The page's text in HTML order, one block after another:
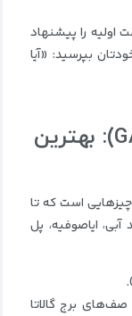
اولیه را پیشنهاد
بپرسید: «آیا
بهترین
چیزهایی است که تا
ایاصوفیه، پل
صف‌های برج گالاتا